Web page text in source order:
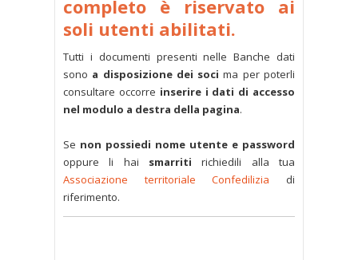
completo è riservato ai
soli utenti abilitati.
Tutti i documenti presenti nelle Banche dati
sono a disposizione dei soci ma per poterli
consultare occorre inserire i dati di accesso
nel modulo a destra della pagina.
Se non possiedi nome utente e password
oppure li hai smarriti richiedili alla tua
Associazione territoriale Confedilizia di
riferimento.